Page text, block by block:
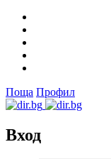
Поща Профил
Вход